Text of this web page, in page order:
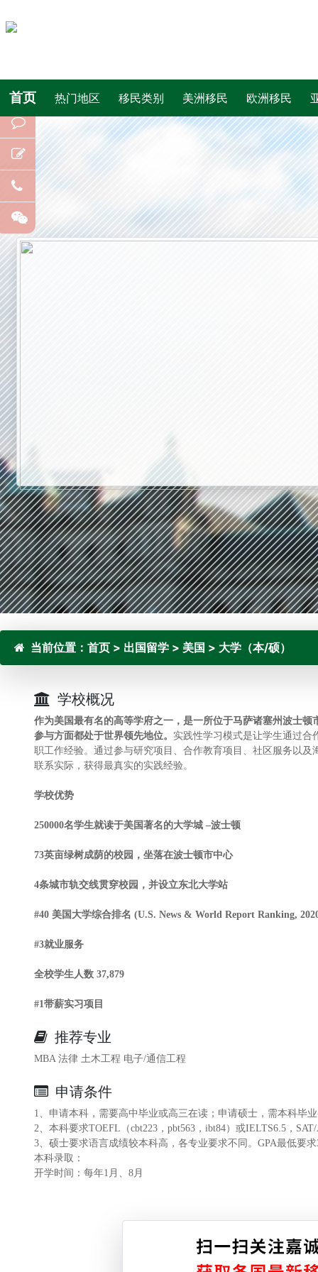
首页 热门地区 移民类别 美洲移民 欧洲移民
当前位置： 首页 > 出国留学 > 美国 > 大学（本/硕）
学校概况
作为美国最有名的高等学府之一，是一所位于马萨诸塞州波士顿
参与方面都处于世界领先地位。 实践性学习模式是让学生通过合
职工作经验。通过参与研究项目、合作教育项目、社区服务以
联系实际，获得最真实的实践经验。
学校优势
250000名学生就读于美国著名的大学城 –波士顿
73英亩绿树成荫的校园，坐落在波士顿市中心
4条城市轨交线贯穿校园，并设立东北大学站
#40 美国大学综合排名 (U.S. News & World Report Ranking,
#3就业服务
全校学生人数 37,879
#1带薪实习项目
推荐专业
MBA 法律 土木工程 电子/通信工程
申请条件
1、申请本科，需要高中毕业或高三在读；申请硕士，需本科毕
2、本科要求TOEFL （cbt223，pbt563，ibt84）或IELTS6.5， SAT/
3、硕士要求语言成绩较本科高，各专业要求不同。 GPA最低要
本科录取：
开学时间：每年1月、8月